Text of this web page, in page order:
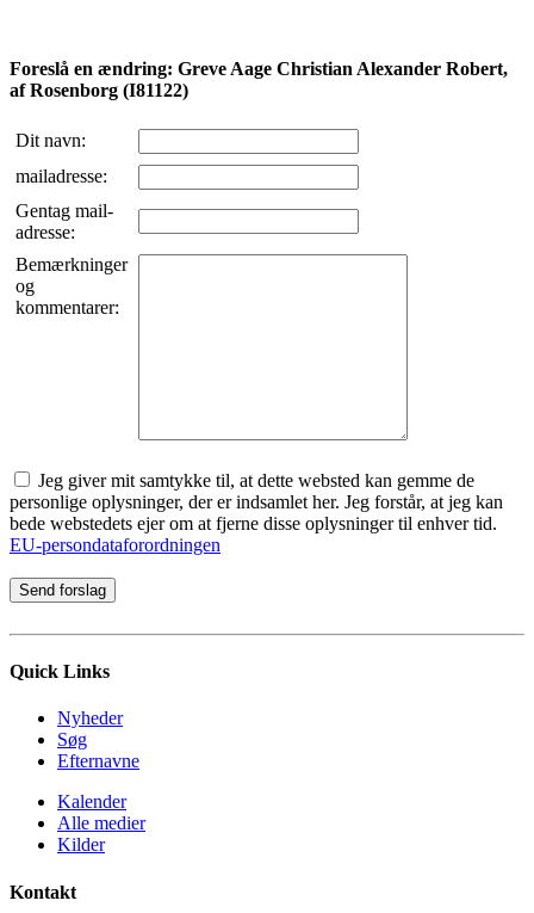
Foreslå en ændring: Greve Aage Christian Alexander Robert,
af Rosenborg (I81122)
Dit navn:
mailadresse:
Gentag mail-
adresse:
Bemærkninger
og
kommentarer:
Jeg giver mit samtykke til, at dette websted kan gemme de
personlige oplysninger, der er indsamlet her. Jeg forstår, at jeg kan
bede webstedets ejer om at fjerne disse oplysninger til enhver tid.
EU-persondataforordningen
Quick Links
Nyheder
Søg
Efternavne
Kalender
Alle medier
Kilder
Kontakt